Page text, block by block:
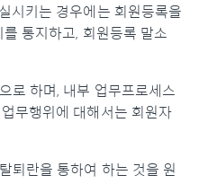
키는 경우에는 회원등록을
통지하고, 회원등록 말소
로 하며, 내부 업무프로세스
무행위에 대해서는 회원자
퇴란을 통하여 하는 것을 원